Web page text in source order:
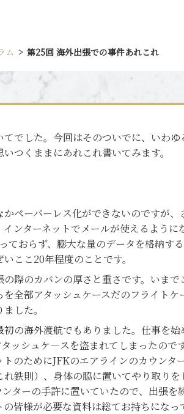
ム 第25回 海外出張での事件あれこれ
でした。今回はそのついでに、いわ
つくままにあれこれ書いてみます。
ペーパーレス化ができないのですが
ンターネットでメールが使えるよう
おらず、膨大な量のデータを格納す
ここ20年程度のことです。
際のカバンの厚さと重さです。いま
全部アタッシュケースだのフライト
した。
の海外渡航でもありました。仕事を始
ッシュケ―スを盗まれてしまったので
のためにJFKのエアラインのカウン
鉄則）、身体の脇に置いてやり取り
ターの手許に置いていたので、出張
皆様が必要な資料は総てお持ちにな